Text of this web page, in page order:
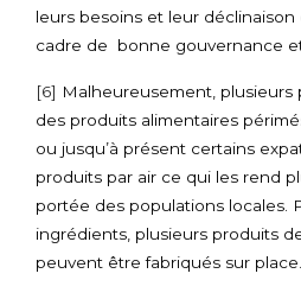
leurs besoins et leur
cadre de bonne gouvernance
[6] Malheureusement, plusieurs
des produits alimentaires
ou jusqu’à présent certains
produits par air ce qui les rend
portée des populations locales.
ingrédients, plusieurs produits
peuvent être fabriqués sur place.